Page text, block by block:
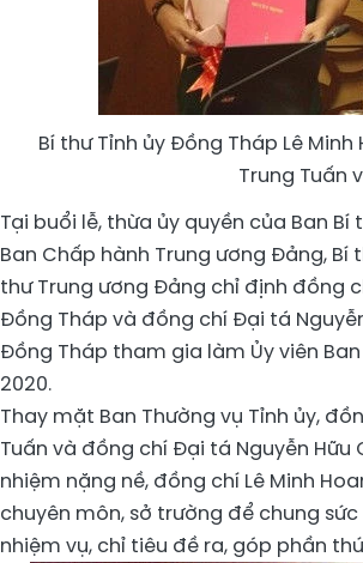
Bí thư Tỉnh ủy Đồng Tháp Lê
Trung Tuấn
Tại buổi lễ, thừa ủy quyền của Ban
Ban Chấp hành Trung ương Đảng,
thư Trung ương Đảng chỉ định đồng
Đồng Tháp và đồng chí Đại tá
Đồng Tháp tham gia làm Ủy viên
2020.
Thay mặt Ban Thường vụ Tỉnh ủy,
Tuấn và đồng chí Đại tá Nguyễn
nhiệm nặng nề, đồng chí Lê Minh
chuyên môn, sở trường để chung
nhiệm vụ, chỉ tiêu đề ra, góp phần